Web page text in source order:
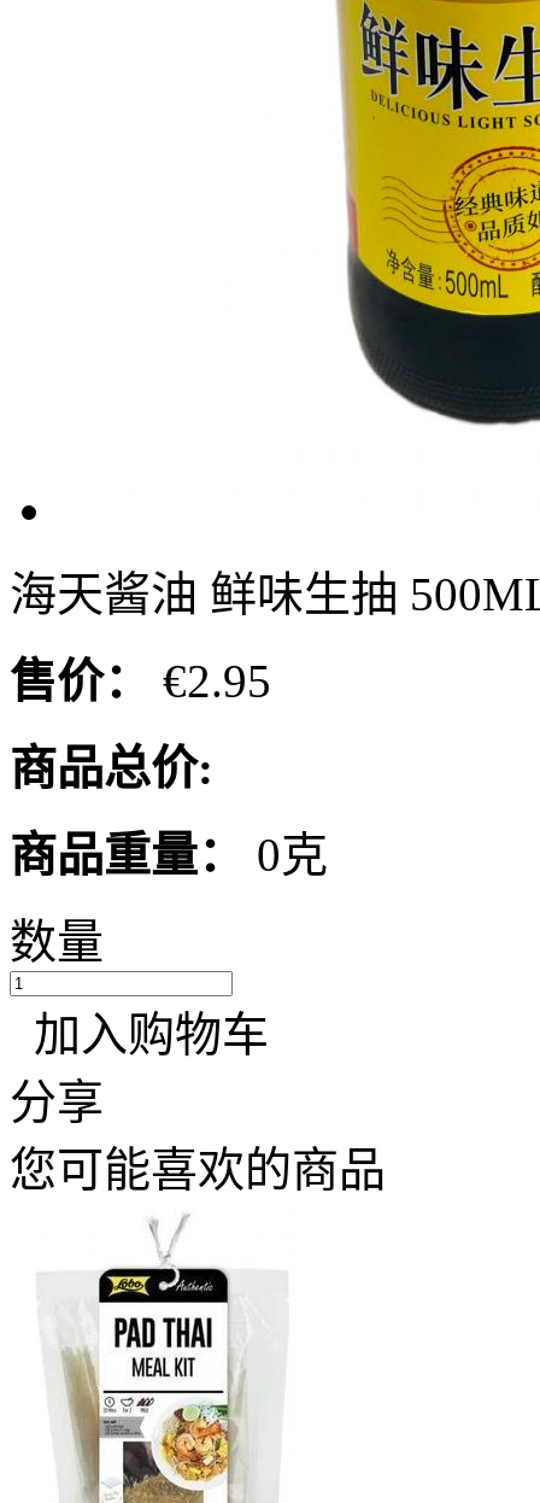
海天酱油 鲜味生抽
售价：
€2.95
商品总价:
商品重量：
0克
数量
加入购物车
分享
您可能喜欢的商品